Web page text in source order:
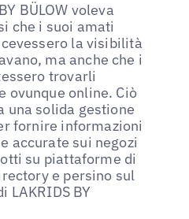
BÜLOW voleva
che i suoi amati
la visibilità
ma anche che i
trovarli
ovunque online. Ciò
una solida gestione
fornire informazioni
accurate sui negozi
su piattaforme di
e persino sul
LAKRIDS BY